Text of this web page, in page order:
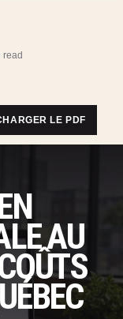
read
LE PDF
AU